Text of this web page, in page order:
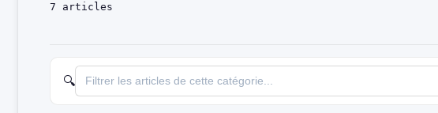
7 articles
🔍